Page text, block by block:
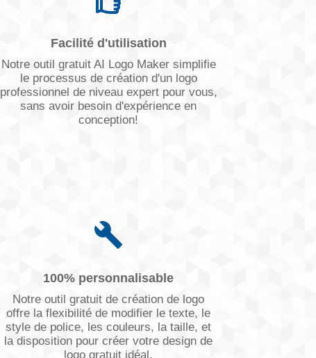
Facilité d'utilisation
Notre outil gratuit AI Logo Maker simplifie
le processus de création d'un logo
professionnel de niveau expert pour vous,
sans avoir besoin d'expérience en
conception!
100% personnalisable
Notre outil gratuit de création de logo
offre la flexibilité de modifier le texte, le
style de police, les couleurs, la taille, et
la disposition pour créer votre design de
logo gratuit idéal.